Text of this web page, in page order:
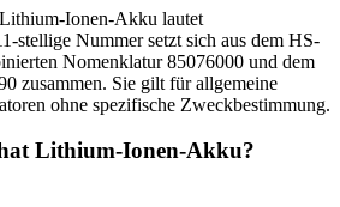
Ionen-Akku lautet
stellige Nummer setzt sich aus dem HS-
Nomenklatur 85076000 und dem
zusammen. Sie gilt für allgemeine
ohne spezifische Zweckbestimmung.
Lithium-Ionen-Akku?